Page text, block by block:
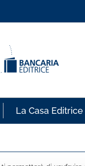
La Casa Editrice